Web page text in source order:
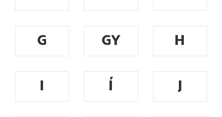
G
GY
H
I
Í
J